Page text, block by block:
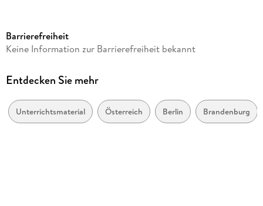
Reihe
Autor/Autorin
Verlag/Hersteller
Westermann Lernwelten
Barrierefreiheit
Keine Information zur Barrierefreiheit bekannt
Entdecken Sie mehr
Unterrichtsmaterial Österreich Berlin Brandenburg